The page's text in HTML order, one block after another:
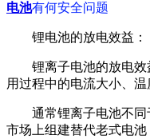
电池有何安全问题
锂电池的放电效益：
锂离子电池的放电
用过程中的电流大小、温
通常锂离子电池不
市场上组建替代老式电